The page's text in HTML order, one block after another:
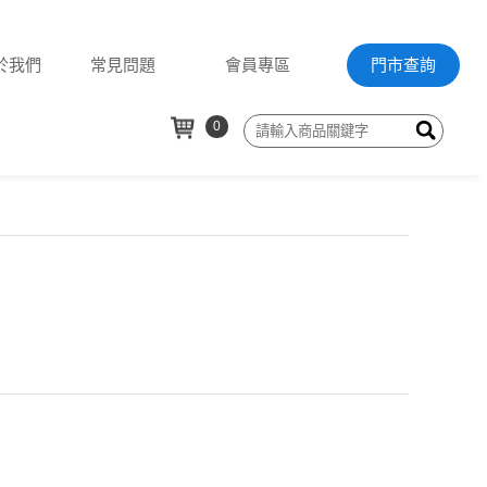
我們 常見問題 會員專區 門市查詢
0